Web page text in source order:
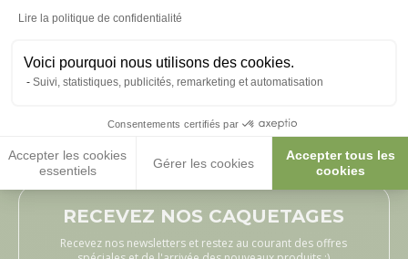
Lire la politique de confidentialité
Voici pourquoi nous utilisons des cookies.
Suivi, statistiques, publicités, remarketing et automatisation
Consentements certifiés par
Accepter les cookies
essentiels
Gérer les cookies
Accepter tous les
cookies
Conforme, facile à monter
RECEVEZ NOS CAQUETAGES
Recevez nos newsletters et restez au courant des offres